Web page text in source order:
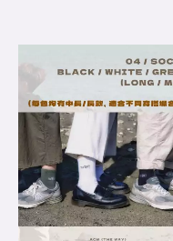
This
product
has
multiple
variants.
The
options
may